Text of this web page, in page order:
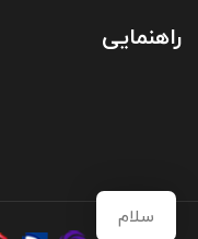
راهنمایی
سلام